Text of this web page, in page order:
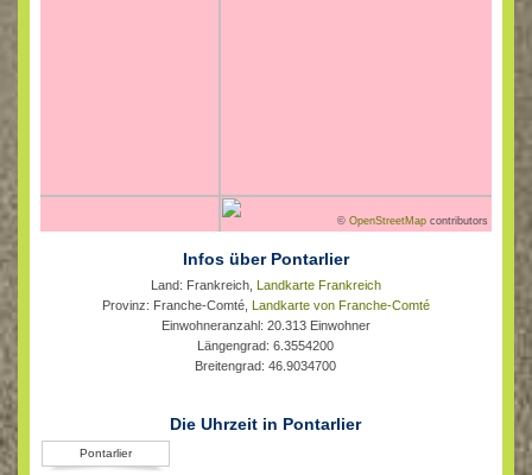
©OpenStreetMap contributors
Infos über Pontarlier
Land: Frankreich, Landkarte Frankreich
Provinz: Franche-Comté, Landkarte von Franche-Comté
Einwohneranzahl: 20.313 Einwohner
Längengrad: 6.3554200
Breitengrad: 46.9034700
Die Uhrzeit in Pontarlier
Pontarlier